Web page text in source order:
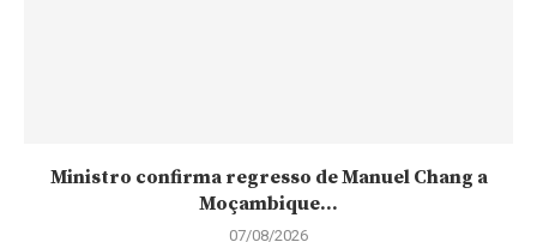
Ministro confirma regresso de Manuel Chang a
Moçambique...
07/08/2026